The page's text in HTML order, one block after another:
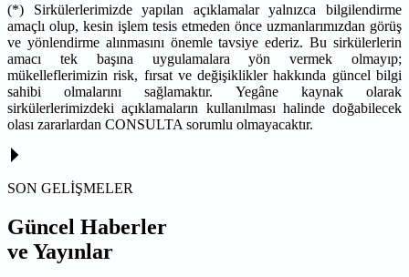
(*) Sirkülerlerimizde yapılan açıklamalar yalnızca bilgilendirme
amaçlı olup, kesin işlem tesis etmeden önce uzmanlarımızdan görüş
ve yönlendirme alınmasını önemle tavsiye ederiz. Bu sirkülerlerin
amacı tek başına uygulamalara yön vermek olmayıp;
mükelleflerimizin risk, fırsat ve değişiklikler hakkında güncel bilgi
sahibi olmalarını sağlamaktır. Yegâne kaynak olarak
sirkülerlerimizdeki açıklamaların kullanılması halinde doğabilecek
olası zararlardan CONSULTA sorumlu olmayacaktır.
SON GELİŞMELER
Güncel Haberler
ve Yayınlar